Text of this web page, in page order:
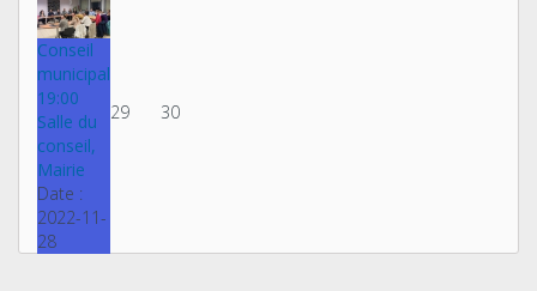
Conseil
municipal
19:00
Salle du
conseil,
Mairie
Date :
2022-11-
28
29 30